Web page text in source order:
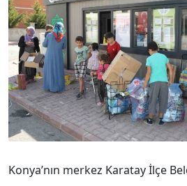
Konya’nın merkez Karatay İlçe